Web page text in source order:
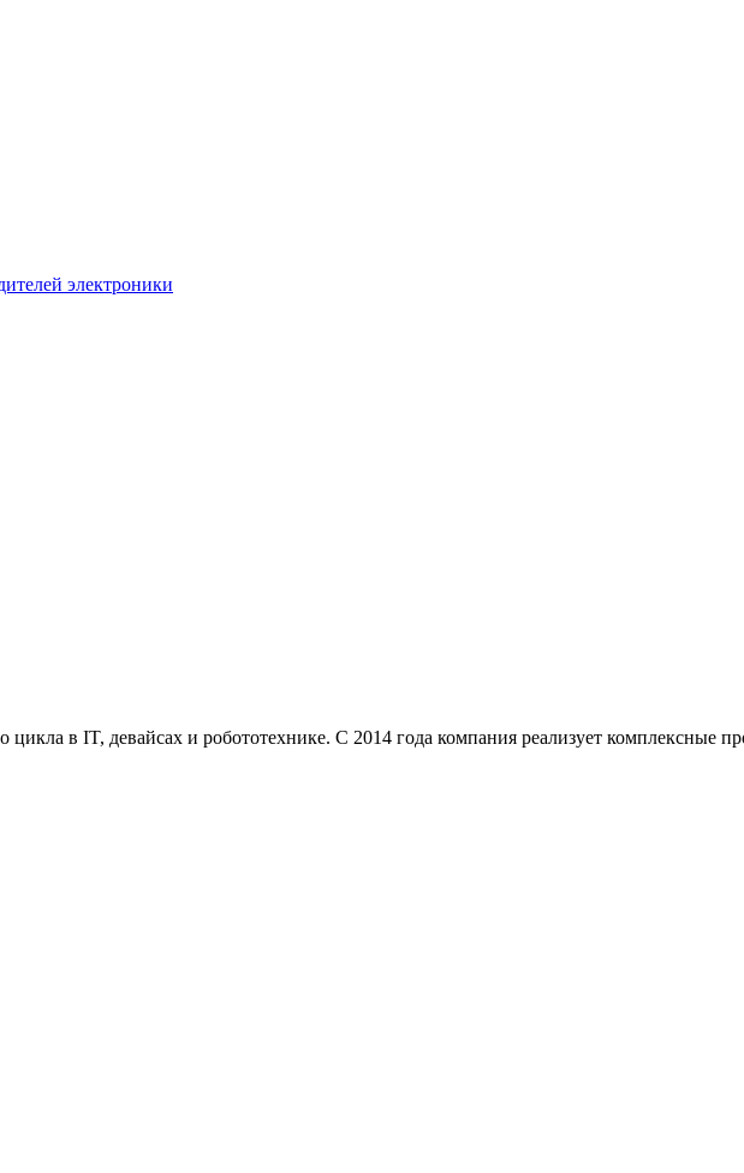
электроники
цикла в IT, девайсах и робототехнике. С 2014 года компания реализует комплексные